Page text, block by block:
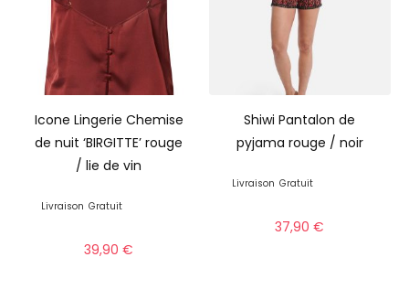
Icone Lingerie Chemise
de nuit ‘BIRGITTE’ rouge
/ lie de vin
Livraison Gratuit
39,90€
Shiwi Pantalon de
pyjama rouge / noir
Livraison Gratuit
37,90€